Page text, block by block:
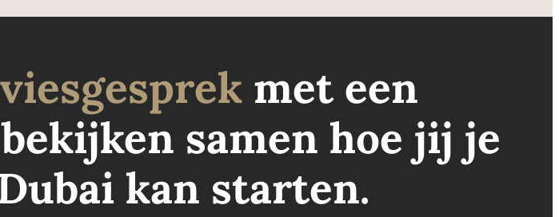
met een
samen hoe jij je
kan starten.